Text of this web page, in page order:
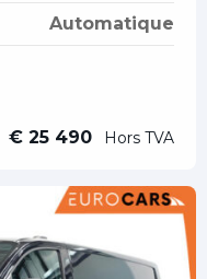
Automatique
€ 25 490 Hors TVA